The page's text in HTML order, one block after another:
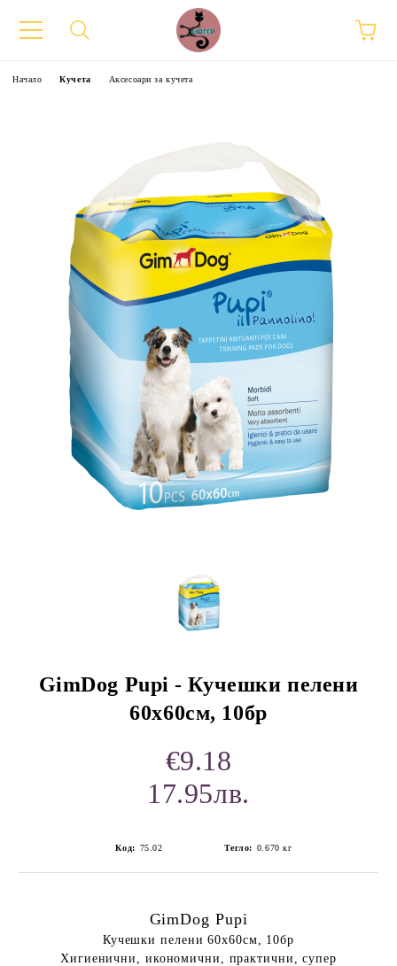
Начало Кучета Аксесоари за кучета
GimDog Pupi - Кучешки пелени
60х60см, 10бр
€9.18
17.95лв.
Код: 75.02 Тегло: 0.670 кг
GimDog Pupi
Кучешки пелени 60х60см, 10бр
Хигиенични, икономични, практични, супер